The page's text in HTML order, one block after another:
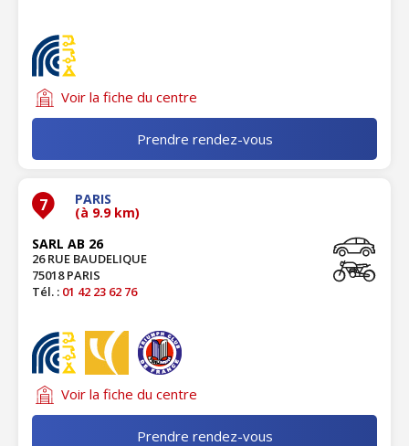
Voir la fiche du centre
Prendre rendez-vous
7 PARIS
(à 9.9 km)
SARL AB 26
26 RUE BAUDELIQUE
75018 PARIS
Tél. : 01 42 23 62 76
Voir la fiche du centre
Prendre rendez-vous